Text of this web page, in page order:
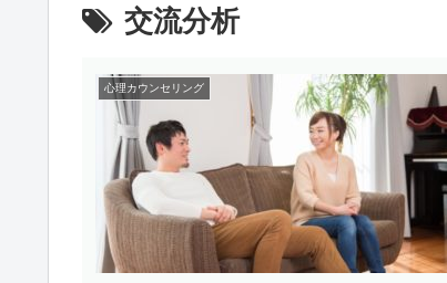
交流分析
心理カウンセリング